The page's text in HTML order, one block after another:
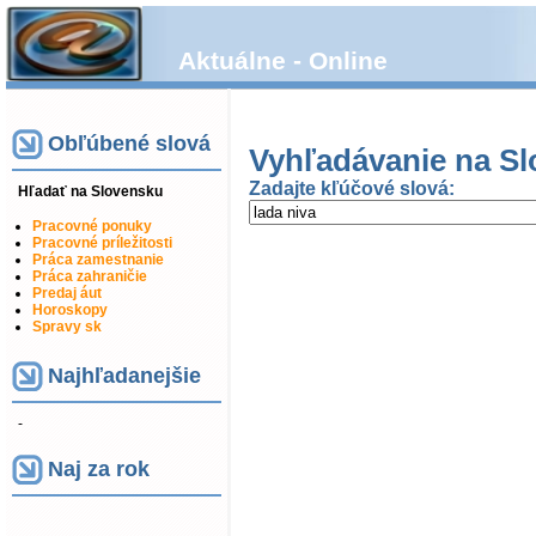
Aktuálne - Online
Obľúbené slová
Hľadať na Slovensku
Pracovné ponuky
Pracovné príležitosti
Práca zamestnanie
Práca zahraničie
Predaj áut
Horoskopy
Spravy sk
Najhľadanejšie
-
Naj za rok
Vyhľadávanie na
Zadajte kľúčové slová: